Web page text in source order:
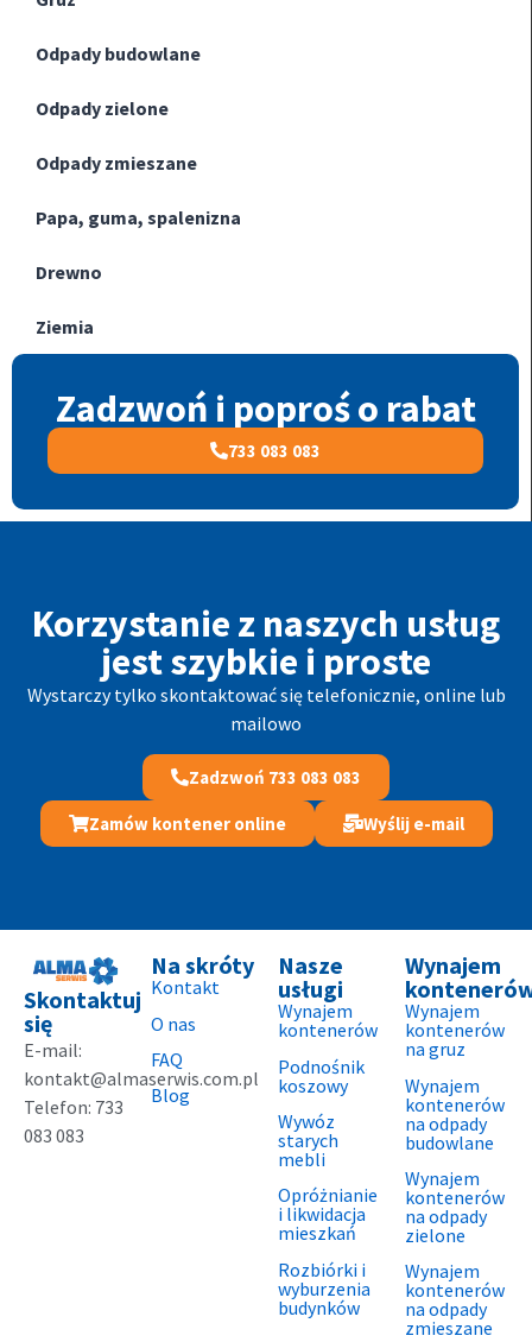
Odpady budowlane
Odpady zielone
Odpady zmieszane
Papa, guma, spalenizna
Drewno
Ziemia
Zadzwoń i poproś o rabat
733 083 083
Korzystanie z naszych usług
jest szybkie i proste
Wystarczy tylko skontaktować się telefonicznie, online lub
mailowo
Zadzwoń 733 083 083
Zamów kontener online Wyślij e-mail
Skontaktuj
się
E-mail:
kontakt@almaserwis.com.pl
Telefon: 733
083 083
Na skróty
Kontakt
O nas
FAQ
Blog
Nasze
usługi
Wynajem
kontenerów
Podnośnik
koszowy
Wywóz
starych
mebli
Opróżnianie
i likwidacja
mieszkań
Rozbiórki i
wyburzenia
budynków
Wynajem
Wynajem
kontenerów
na gruz
Wynajem
kontenerów
na odpady
budowlane
Wynajem
kontenerów
na odpady
zielone
Wynajem
kontenerów
na odpady
zmieszane